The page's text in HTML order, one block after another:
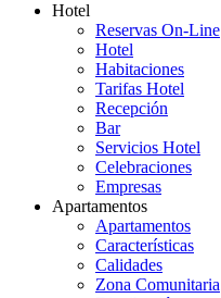
Hotel
Reservas On-Line
Hotel
Habitaciones
Tarifas Hotel
Recepción
Bar
Servicios Hotel
Celebraciones
Empresas
Apartamentos
Apartamentos
Características
Calidades
Zona Comunitaria